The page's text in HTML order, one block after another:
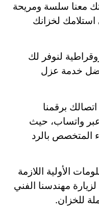
معنا سلسة ومريحة
لخزانك
لنوفر لك
خدمة عزل
برقمنا
واتساب، حيث
المتخصص بالرد
الأولية اللازمة
مهندسنا الفني
للخزان.